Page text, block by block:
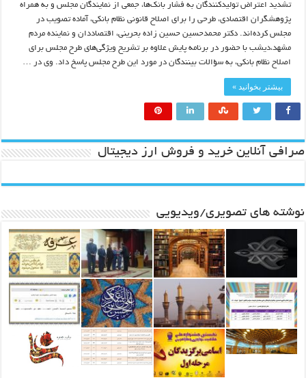
تشدید اعتراض تولیدکنندگان به فشار بانک‌ها، جمعی از نمایندگان مجلس و به همراه
پژوهشگران اقتصادی، طرحی را برای اصلاح قانونی نظام بانکی، آماده تصویب در
مجلس کرده‌اند. دکتر محمدحسین حسین زاده بحرینی، اقتصاددان و نماینده مردم
مشهد،دیشب با حضور در برنامه پایش علاوه بر تشریح ویژگی‌های طرح مجلس برای
اصلاح نظام بانکی، به سؤالات بینندگان در مورد این طرح مجلس پاسخ داد. وی در …
بیشتر بخوانید »
صرافی آنلاین خرید و فروش ارز دیجیتال
نوشته های تصویری/ویدیویی